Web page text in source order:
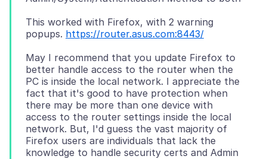
This worked with Firefox, with 2 warning
popups. https://router.asus.com:8443/
May I recommend that you update Firefox to
better handle access to the router when the
PC is inside the local network. I appreciate the
fact that it's good to have protection when
there may be more than one device with
access to the router settings inside the local
network. But, I'd guess the vast majority of
Firefox users are individuals that lack the
knowledge to handle security certs and Admin